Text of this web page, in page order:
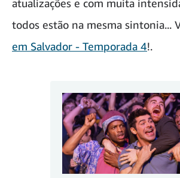
atualizações e com muita
todos estão na mesma sintonia...
em Salvador - Temporada 4!.